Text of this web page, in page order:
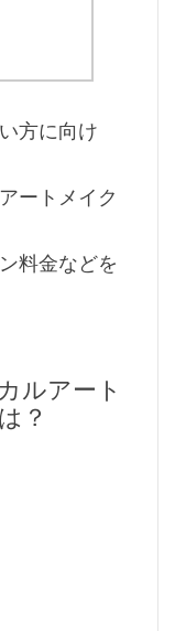
方に向け
ートメイク
料金などを
ルアート
？